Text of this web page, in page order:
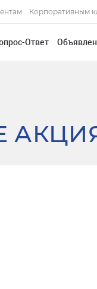
Корпоративным
Ответ